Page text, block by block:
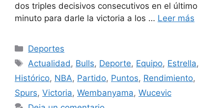
dos triples decisivos consecutivos en el último
minuto para darle la victoria a los … Leer más
Categorías
Deportes
Etiquetas
Actualidad , Bulls, Deporte, Equipo, Estrella,
Histórico, NBA, Partido, Puntos, Rendimiento,
Spurs, Victoria, Wembanyama, Wucevic